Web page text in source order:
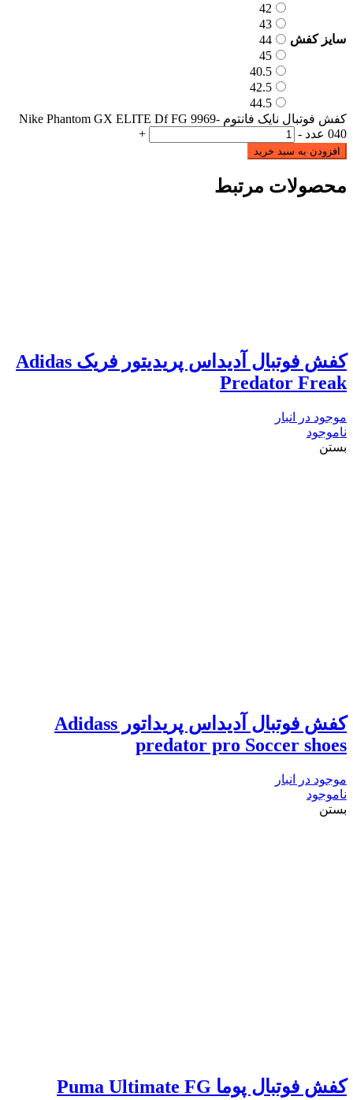
سایز کفش
42
43
44
45
40.5
42.5
44.5
کفش فوتبال نایک فانتوم Nike Phantom GX ELITE Df FG 9969-
040 عدد
-
+
افزودن به سبد خرید
محصولات مرتبط
کفش فوتبال آدیداس پریدیتور فریک Adidas
Predator Freak
موجود در انبار
ناموجود
بستن
کفش فوتبال آدیداس پریداتور Adidass
predator pro Soccer shoes
موجود در انبار
ناموجود
بستن
کفش فوتبال پوما Puma Ultimate FG